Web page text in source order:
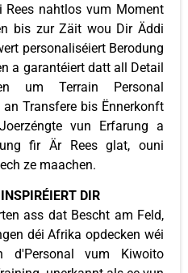
nahtlos vum Moment
bis zur Zäit wou Dir Äddi
personaliséiert Berodung
a garantéiert datt all Detail
um Terrain Personal
Transfere bis Ënnerkonft
vun Erfarung a
fir Är Rees glat, ouni
ze maachen.
DIR
ass dat Bescht am Feld,
déi Afrika opdecken wéi
d'Personal vum Kiwoito